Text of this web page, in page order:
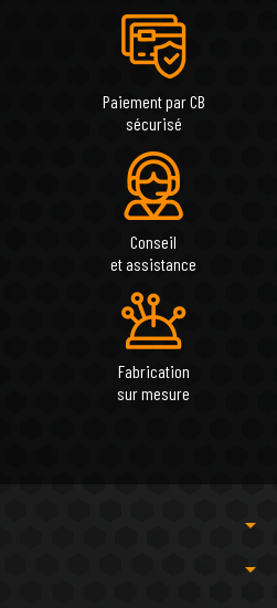
Paiement par CB
sécurisé
Conseil
et assistance
Fabrication
sur mesure
arrow_drop_down
arrow_drop_down